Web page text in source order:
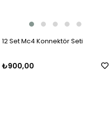
12 Set Mc4 Konnektör Seti
₺900,00